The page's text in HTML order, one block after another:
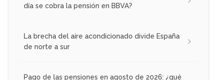
día se cobra la pensión en BBVA?
La brecha del aire acondicionado divide España
de norte a sur
Pago de las pensiones en agosto de 2026: ¿qué